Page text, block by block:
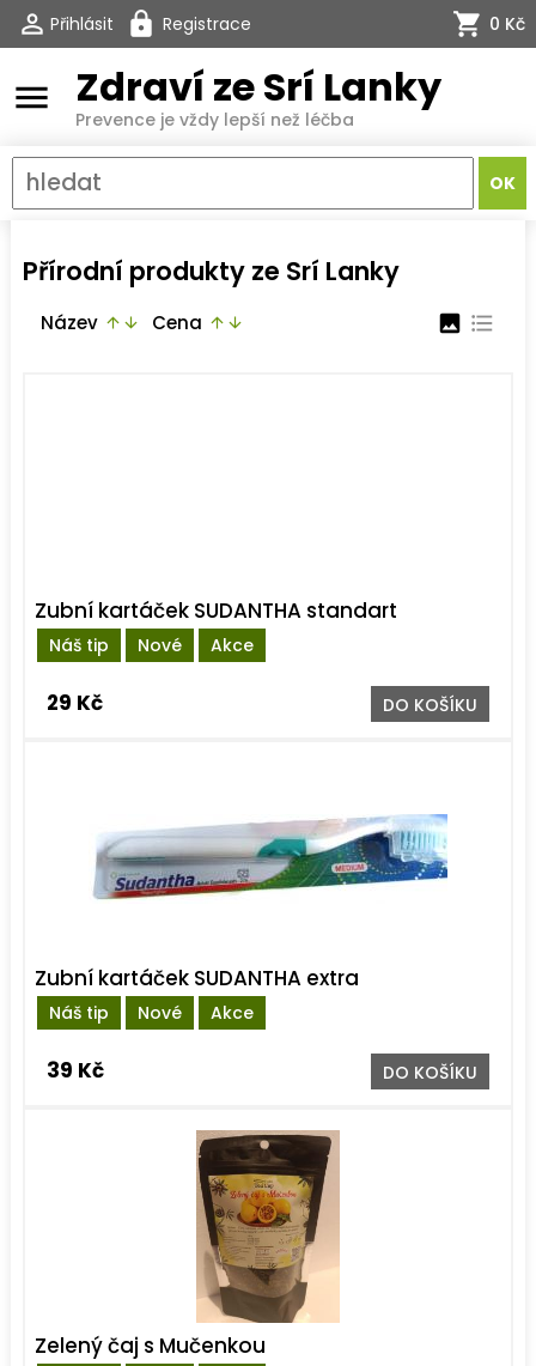
Přihlásit Registrace 0 Kč
menu Zdraví ze Srí Lanky
Prevence je vždy lepší než léčba
Přírodní produkty ze Srí Lanky
Název arrow_upward arrow_downward Cena arrow_upward arrow_downward image format_list_bulleted
Náš tip Nové Akce
Zubní kartáček SUDANTHA standart
29 Kč DO KOŠÍKU
Náš tip Nové Akce
Zubní kartáček SUDANTHA extra
39 Kč DO KOŠÍKU
Zelený čaj s Mučenkou